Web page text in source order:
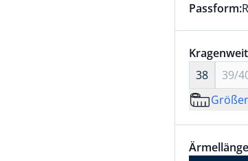
Dieser
Passform:
38
39/